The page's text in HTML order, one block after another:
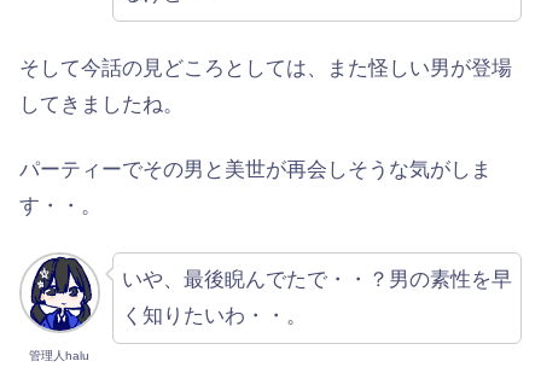
そして今話の見どころとしては、また怪しい男が登場
してきましたね。
パーティーでその男と美世が再会しそうな気がしま
す・・。
管理人halu
いや、最後睨んでたで・・？男の素性を早
く知りたいわ・・。